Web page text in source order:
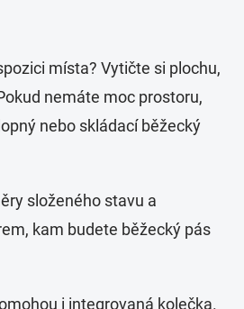
místa? Vytičte si plochu,
nemáte moc prostoru,
nebo skládací běžecký
složeného stavu a
kam budete běžecký pás
i integrovaná kolečka.